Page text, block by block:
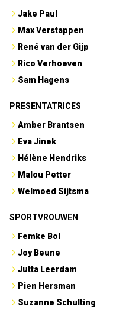
Jake Paul
Max Verstappen
René van der Gijp
Rico Verhoeven
Sam Hagens
PRESENTATRICES
Amber Brantsen
Eva Jinek
Hélène Hendriks
Malou Petter
Welmoed Sijtsma
SPORTVROUWEN
Femke Bol
Joy Beune
Jutta Leerdam
Pien Hersman
Suzanne Schulting